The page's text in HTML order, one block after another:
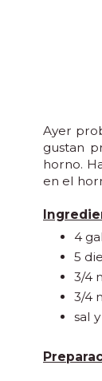
Ayer
gustan
horno.
en el
4
5
3/4
3/4
sal